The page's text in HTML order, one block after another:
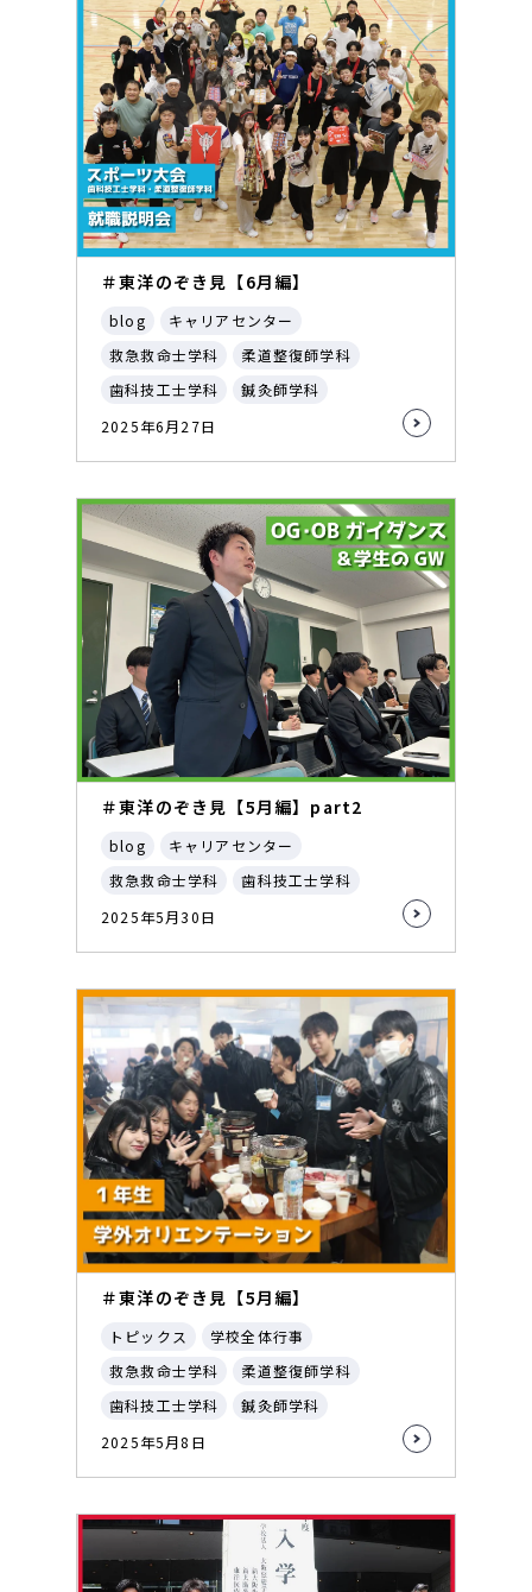
＃東洋のぞき見【6月編】
blog
キャリアセンター
救急救命士学科
柔道整復師学科
歯科技工士学科
鍼灸師学科
2025年6月27日
＃東洋のぞき見【5月編】part2
blog
キャリアセンター
救急救命士学科
歯科技工士学科
2025年5月30日
＃東洋のぞき見【5月編】
トピックス
学校全体行事
救急救命士学科
柔道整復師学科
歯科技工士学科
鍼灸師学科
2025年5月8日